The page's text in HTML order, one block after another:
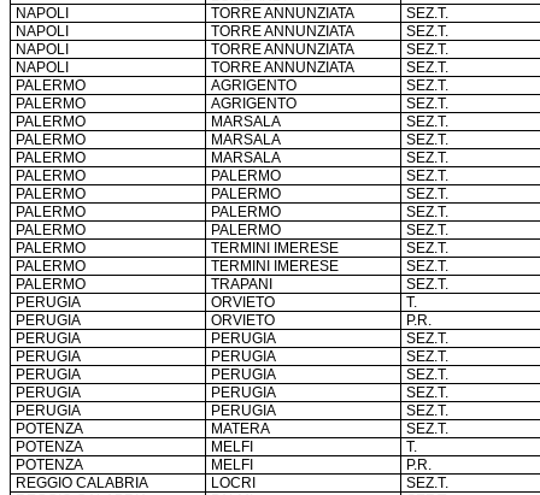
NAPOLI TORRE ANNUNZIATA
SEZ.T.
NAPOLI
TORRE ANNUNZIATA
SEZ.T.
NAPOLI
TORRE ANNUNZIATA
SEZ.T.
NAPOLI
TORRE ANNUNZIATA
SEZ.T.
PALERMO
AGRIGENTO
SEZ.T.
PALERMO
AGRIGENTO
SEZ.T.
PALERMO
MARSALA
SEZ.T.
PALERMO
MARSALA
SEZ.T.
PALERMO
MARSALA
SEZ.T.
PALERMO
PALERMO
SEZ.T.
PALERMO
PALERMO
SEZ.T.
PALERMO
PALERMO
SEZ.T.
PALERMO
PALERMO
SEZ.T.
PALERMO
TERMINI IMERESE
SEZ.T.
PALERMO
TERMINI IMERESE
SEZ.T.
PALERMO
TRAPANI
SEZ.T.
PERUGIA
ORVIETO
T.
PERUGIA
ORVIETO
P.R.
PERUGIA
PERUGIA
SEZ.T.
PERUGIA
PERUGIA
SEZ.T.
PERUGIA
PERUGIA
SEZ.T.
PERUGIA
PERUGIA
SEZ.T.
PERUGIA
PERUGIA
SEZ.T.
POTENZA
MATERA
SEZ.T.
POTENZA
MELFI
T.
POTENZA
MELFI
P.R.
REGGIO CALABRIA
LOCRI
SEZ.T.